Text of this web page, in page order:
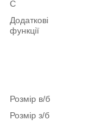
C
Додаткові
функції
Розмір в/б
Розмір з/б